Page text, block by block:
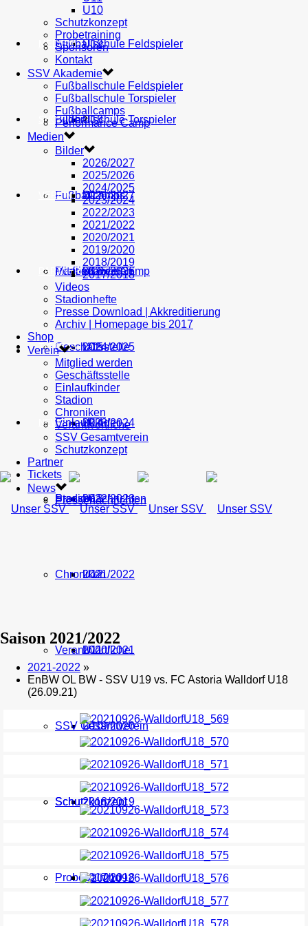
AH U19
U18
U17
U16
U15
U14
U13
U12
U11
U10
Schutzkonzept
Probetraining
Fußballschule Feldspieler
Fußballschule Torspieler
Fußballcamps
Performance Camp
MEDIEN
Bilder
2026/2027
2025/2026
2024/2025
2023/2024
2022/2023
2021/2022
2020/2021
2019/2020
2018/2019
2017/2018
SHOP
VEREIN
Mitglied werden
Geschäftsstelle
Einlaufkinder
Stadion
Chroniken
Verantwortliche
SSV Gesamtverein
Schutzkonzept
PARTNER
TICKETS
NEWS
Pressenachrichten
U10
Schutzkonzept
Probetraining
Sponsoren
Kontakt
SSV Akademie
Fußballschule Feldspieler
Fußballschule Torspieler
Fußballcamps
Performance Camp
Medien
Bilder
2026/2027
2025/2026
2024/2025
2023/2024
2022/2023
2021/2022
2020/2021
2019/2020
2018/2019
2017/2018
Videos
Stadionhefte
Presse Download | Akkreditierung
Archiv | Homepage bis 2017
Shop
Verein
Mitglied werden
Geschäftsstelle
Einlaufkinder
Stadion
Chroniken
Verantwortliche
SSV Gesamtverein
Schutzkonzept
Partner
Tickets
News
Pressenachrichten
Saison 2021/2022
2021-2022 »
EnBW OL BW - SSV U19 vs. FC Astoria Walldorf U18
(26.09.21)